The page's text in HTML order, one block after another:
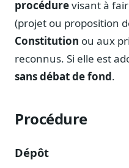
Notes, briefings,
Fiches parlementaires
Parcours, mandats,
Registre HATVP
Cartographier l'influence
Affaires publiques
Cabinets, DRI, consultants
procédurevisant à
(projet ou proposition
Constitution ou aux
reconnus. Si elle est
sans débat de fond.
Procédure
Dépôt